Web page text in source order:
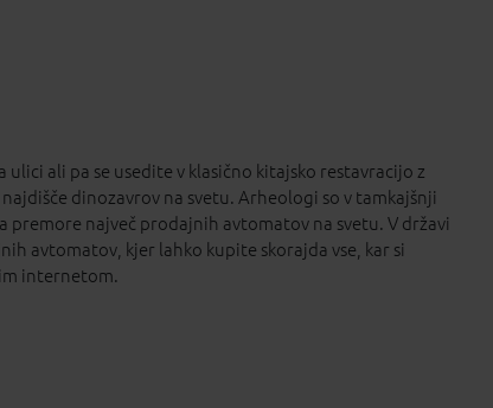
ali pa se usedite v klasično kitajsko restavracijo z
dinozavrov na svetu. Arheologi so v tamkajšnji
največ prodajnih avtomatov na svetu. V državi
avtomatov, kjer lahko kupite skorajda vse, kar si
internetom.